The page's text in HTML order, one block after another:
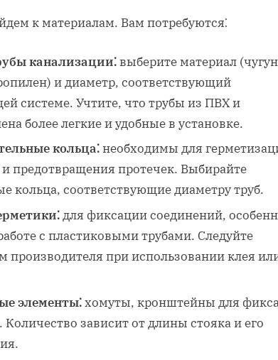
к материалам. Вам потребуются⁚
канализации⁚выберите материал
и диаметр, соответствующий
системе. Учтите, что трубы из ПВХ и
более легкие и удобные в установке.
кольца⁚необходимы для
предотвращения протечек. Выбирайте
кольца, соответствующие диаметру труб.
для фиксации соединений,
с пластиковыми трубами. Следуйте
производителя при использовании клея
элементы⁚хомуты, кронштейны для
Количество зависит от длины стояка и его